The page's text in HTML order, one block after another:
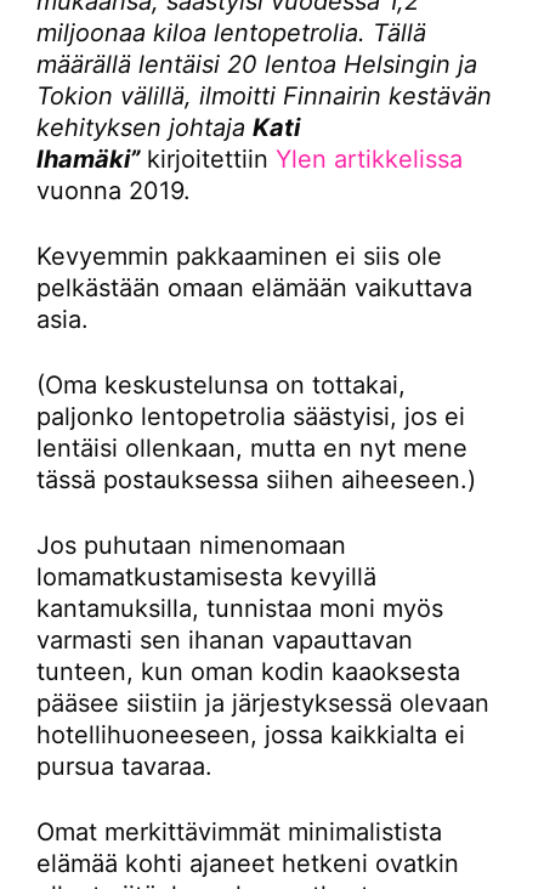
miljoonaa kiloa lentopetrolia. Tällä
määrällä lentäisi 20 lentoa Helsingin ja
Tokion välillä, ilmoitti Finnairin kestävän
kehityksen johtaja Kati
Ihamäki”kirjoitettiin Ylen artikkelissa
vuonna 2019.
Kevyemmin pakkaaminen ei siis ole
pelkästään omaan elämään vaikuttava
asia.
(Oma keskustelunsa on tottakai,
paljonko lentopetrolia säästyisi, jos ei
lentäisi ollenkaan, mutta en nyt mene
tässä postauksessa siihen aiheeseen.)
Jos puhutaan nimenomaan
lomamatkustamisesta kevyillä
kantamuksilla, tunnistaa moni myös
varmasti sen ihanan vapauttavan
tunteen, kun oman kodin kaaoksesta
pääsee siistiin ja järjestyksessä olevaan
hotellihuoneeseen, jossa kaikkialta ei
pursua tavaraa.
Omat merkittävimmät minimalistista
elämää kohti ajaneet hetkeni ovatkin